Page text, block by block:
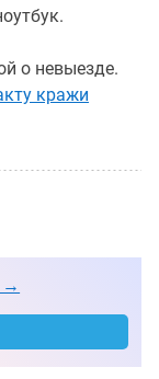
о невыезде.
кражи
→